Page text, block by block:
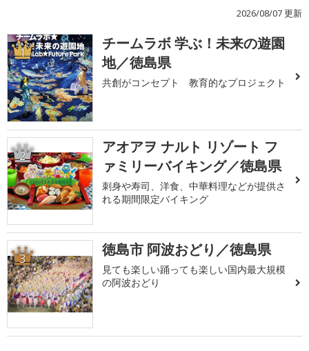
2026/08/07 更新
1
チームラボ 学ぶ！未来の遊園
地／徳島県
共創がコンセプト 教育的なプロジェクト
2
アオアヲ ナルト リゾート フ
ァミリーバイキング／徳島県
刺身や寿司、洋食、中華料理などが提供さ
れる期間限定バイキング
3 徳島市 阿波おどり／徳島県
見ても楽しい踊っても楽しい国内最大規模
の阿波おどり